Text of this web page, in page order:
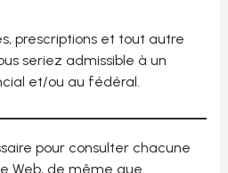
prescriptions et tout autre
seriez admissible à un
et/ou au fédéral.
pour consulter chacune
Web, de même que